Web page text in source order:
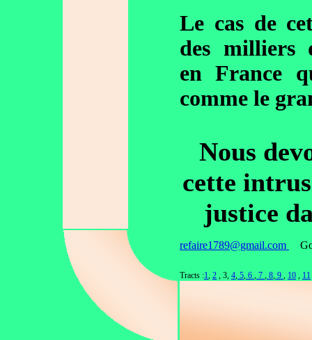
Le cas de
des milliers
en France
comme le
Nous
cette
justice
refaire1789@gmail.com
Tracts :1, 2 , 3, 4, 5, 6 , 7 , 8, 9 , 10 , 11